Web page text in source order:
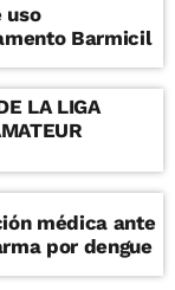
uso
Barmicil
LA LIGA
médica ante
por dengue